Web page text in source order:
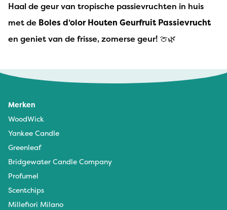
Haal de geur van tropische passievruchten in huis
met de Boles d’olor Houten Geurfruit Passievrucht
en geniet van de frisse, zomerse geur! 🍈🌿
Merken
WoodWick
Yankee Candle
Greenleaf
Bridgewater Candle Company
Profumel
Scentchips
Millefiori Milano